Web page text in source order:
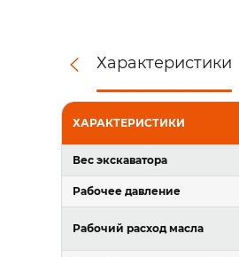
Характеристики
ХАРАКТЕРИСТИКИ
Вес экскаватора
Рабочее давление
Рабочий расход масла